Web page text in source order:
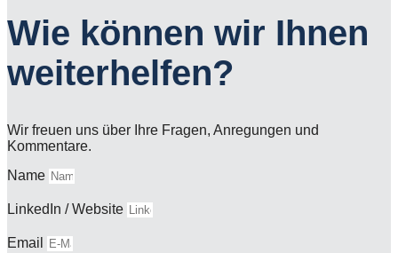
Wie können wir Ihnen
weiter­helfen?
Wir freuen uns über Ihre Fragen, Anregungen und
Kommentare.
Name
LinkedIn / Website
Email